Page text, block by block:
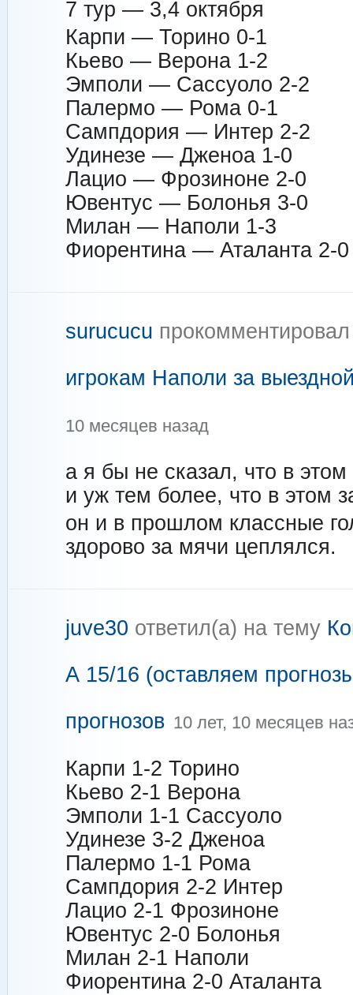
7 тур — 3,4 октября
Карпи — Торино 0-1
Кьево — Верона 1-2
Эмполи — Сассуоло 2-2
Палермо — Рома 0-1
Сампдория — Интер 2-2
Удинезе — Дженоа 1-0
Лацио — Фрозиноне 2-0
Ювентус — Болонья 3-0
Милан — Наполи 1-3
Фиорентина — Аталанта 2-0
surucucu
игрокам Наполи за
10 месяцев назад
а я бы не сказал, что в
и уж тем более, что в этом
он и в прошлом классные
здорово за мячи цеплялся.
juve30 ответил(а) на тему
А 15/16 (оставляем
прогнозов 10 лет, 10 месяцев
Карпи 1-2 Торино
Кьево 2-1 Верона
Эмполи 1-1 Сассуоло
Удинезе 3-2 Дженоа
Палермо 1-1 Рома
Сампдория 2-2 Интер
Лацио 2-1 Фрозиноне
Ювентус 2-0 Болонья
Милан 2-1 Наполи
Фиорентина 2-0 Аталанта